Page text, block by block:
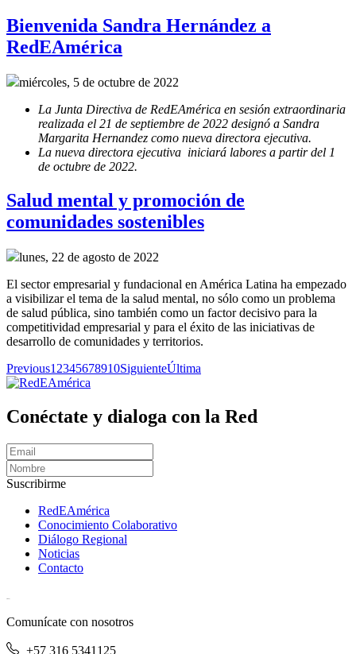
Bienvenida Sandra Hernández a
RedEAmérica
miércoles, 5 de octubre de 2022
La Junta Directiva de RedEAmérica en sesión extraordinaria
realizada el 21 de septiembre de 2022 designó a Sandra
Margarita Hernandez como nueva directora ejecutiva.
La nueva directora ejecutiva iniciará labores a partir del 1
de octubre de 2022.
Salud mental y promoción de
comunidades sostenibles
lunes, 22 de agosto de 2022
El sector empresarial y fundacional en América Latina ha empezado
a visibilizar el tema de la salud mental, no sólo como un problema
de salud pública, sino también como un factor decisivo para la
competitividad empresarial y para el éxito de las iniciativas de
desarrollo de comunidades y territorios.
Previous1 2345678910SiguienteÚltima
Conéctate y dialoga con la Red
Suscribirme
RedEAmérica
Conocimiento Colaborativo
Diálogo Regional
Noticias
Contacto
Comunícate con nosotros
+57 316 5341125